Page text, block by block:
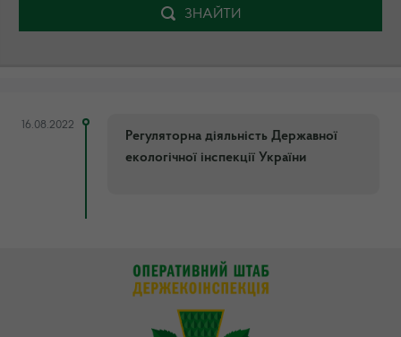
ЗНАЙТИ
16.08.2022
Регуляторна діяльність Державної
екологічної інспекції України